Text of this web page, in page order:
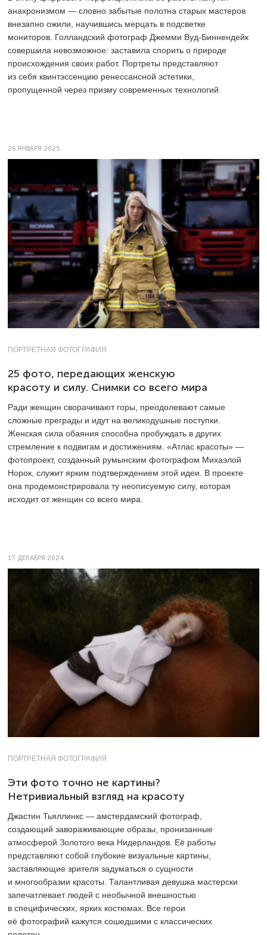
анахронизмом — словно забытые полотна старых мастеров
внезапно ожили, научившись мерцать в подсветке
мониторов. Голландский фотограф Джемми Вуд-Биннендейк
совершила невозможное: заставила спорить о природе
происхождения своих работ. Портреты представляют
из себя квинтэссенцию ренессансной эстетики,
пропущенной через призму современных технологий.
26 ЯНВАРЯ 2025
ПОРТРЕТНАЯ ФОТОГРАФИЯ
25 фото, передающих женскую
красоту и силу. Снимки со всего мира
Ради женщин сворачивают горы, преодолевают самые
сложные преграды и идут на великодушные поступки.
Женская сила обаяния способна пробуждать в других
стремление к подвигам и достижениям. «Атлас красоты» —
фотопроект, созданный румынским фотографом Михаэлой
Норок, служит ярким подтверждением этой идеи. В проекте
она продемонстрировала ту неописуемую силу, которая
исходит от женщин со всего мира.
17 ДЕКАБРЯ 2024
ПОРТРЕТНАЯ ФОТОГРАФИЯ
Эти фото точно не картины?
Нетривиальный взгляд на красоту
Джастин Тьяллинкс — амстердамский фотограф,
создающий завораживающие образы, пронизанные
атмосферой Золотого века Нидерландов. Её работы
представляют собой глубокие визуальные картины,
заставляющие зрителя задуматься о сущности
и многообразии красоты. Талантливая девушка мастерски
запечатлевает людей с необычной внешностью
в специфических, ярких костюмах. Все герои
её фотографий кажутся сошедшими с классических